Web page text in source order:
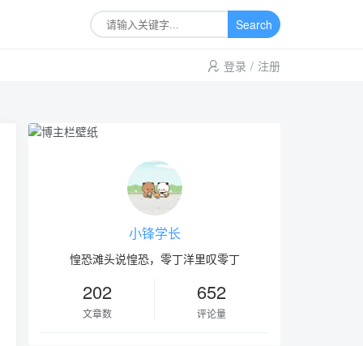
Search
登录 / 注册
小锋学长
惶恐滩头说惶恐，零丁洋里叹零丁
202
文章数
652
评论量